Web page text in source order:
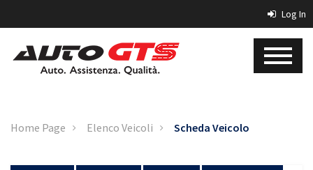
Log In
Home Page Elenco Veicoli Scheda Veicolo